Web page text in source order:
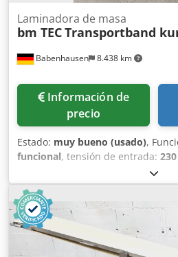
Babenhausen 8.438 km
Laminadora de masa
bm TECTransportband
Información de
precio
Estado: muy bueno (usado),
funcional, tensión de entrada:
, año de la última revisión:
altura total:800 mm, Certificado
ancho de cinta transportadora:
entrada:
50 Hz , Equipamiento:
transportadora de masa corta
Velocidad de la banda regulable